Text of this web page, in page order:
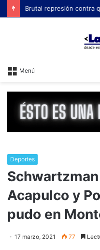
Menú
Deportes
Acapulco y
pudo en
17 marzo, 2021 77